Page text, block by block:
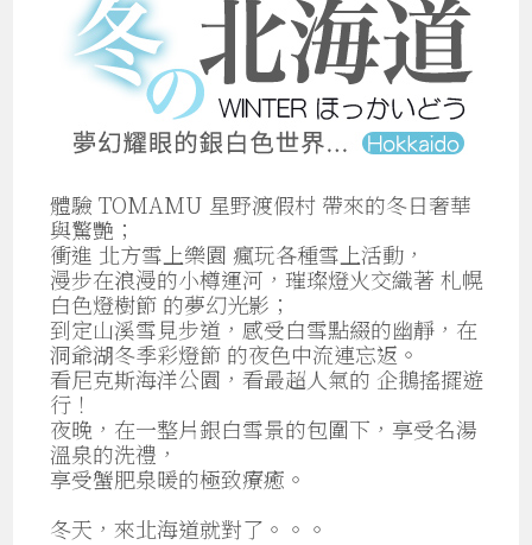
體驗 TOMAMU 星野渡假村 帶來的冬日奢華
與驚艷；
衝進 北方雪上樂園 瘋玩各種雪上活動，
漫步在浪漫的小樽運河，璀璨燈火交織著 札幌
白色燈樹節 的夢幻光影；
到定山溪雪見步道，感受白雪點綴的幽靜，在
洞爺湖冬季彩燈節 的夜色中流連忘返。
看尼克斯海洋公園，看最超人氣的 企鵝搖擺遊
行！
夜晚，在一整片銀白雪景的包圍下，享受名湯
溫泉的洗禮，
享受蟹肥泉暖的極致療癒。
冬天，來北海道就對了。。。